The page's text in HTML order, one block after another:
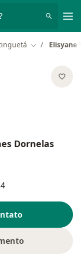
Mudar deElisyane
Dornelas